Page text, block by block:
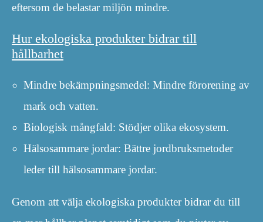
eftersom de belastar miljön mindre.
Hur ekologiska produkter bidrar till
hållbarhet
Mindre bekämpningsmedel: Mindre förorening av
mark och vatten.
Biologisk mångfald: Stödjer olika ekosystem.
Hälsosammare jordar: Bättre jordbruksmetoder
leder till hälsosammare jordar.
Genom att välja ekologiska produkter bidrar du till